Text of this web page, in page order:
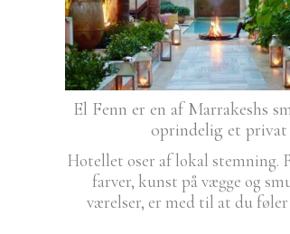
El Fenn er en af Marrakeshs
oprindelig et privat
Hotellet oser af lokal stemning.
farver, kunst på vægge og
værelser, er med til at du